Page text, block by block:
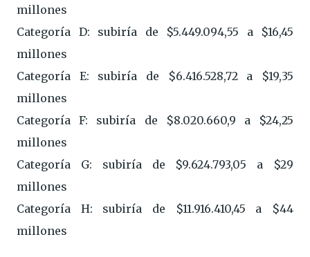
millones
Categoría D: subiría de $5.449.094,55 a $16,45
millones
Categoría E: subiría de $6.416.528,72 a $19,35
millones
Categoría F: subiría de $8.020.660,9 a $24,25
millones
Categoría G: subiría de $9.624.793,05 a $29
millones
Categoría H: subiría de $11.916.410,45 a $44
millones